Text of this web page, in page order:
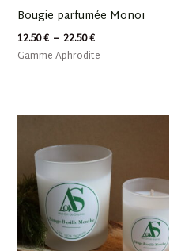
Bougie parfumée Monoï
12.50€ – 22.50€
Gamme Aphrodite
Plage
prix :
12.50 €
à
22.50 €